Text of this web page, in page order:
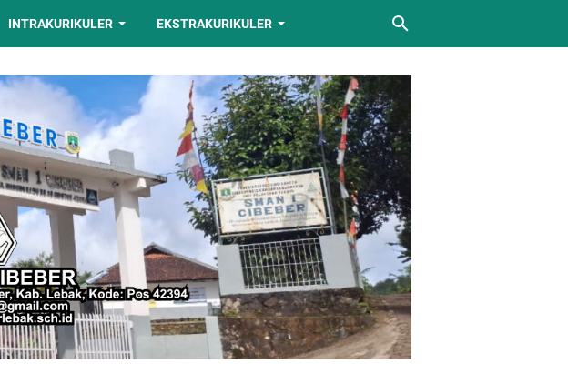
INTRAKURIKULER EKSTRAKURIKULER